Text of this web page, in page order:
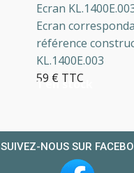
1 en stock
Ecran KL.1400E.003
Ecran
référence
KL.1400E.003
59 € TTC
SUIVEZ-NOUS SUR